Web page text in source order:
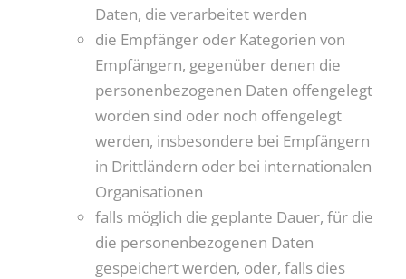
Daten, die verarbeitet werden
die Empfänger oder Kategorien von
Empfängern, gegenüber denen die
personenbezogenen Daten offengelegt
worden sind oder noch offengelegt
werden, insbesondere bei Empfängern
in Drittländern oder bei internationalen
Organisationen
falls möglich die geplante Dauer, für die
die personenbezogenen Daten
gespeichert werden, oder, falls dies